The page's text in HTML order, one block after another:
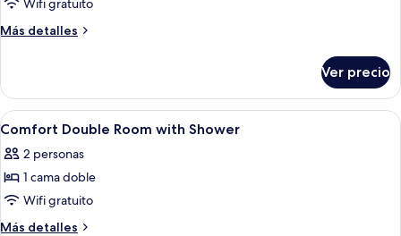
Bath
Wifi gratuito
Más detalles
Más
Triple
Room
with
Ver precio
Abrir
todas
las
fotos
de
Comfort
Una habitación de hotel moderna
3
Comfort Double Room with Shower
2 personas
1 cama doble
Wifi gratuito
Más detalles
Más